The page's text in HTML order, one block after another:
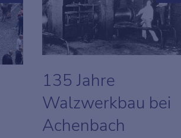
135 Jahre
Walzwerkbau bei
Achenbach